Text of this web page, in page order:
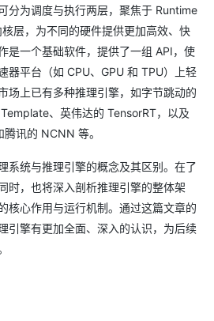
分为调度与执行两层，聚焦于 Runtime
层，为不同的硬件提供更加高效、快
是一个基础软件，提供了一组 API，使
器平台（如 CPU、GPU 和 TPU）上轻
场上已有多种推理引擎，如字节跳动的
、英伟达的 TensorRT，以及
讯的 NCNN 等。
系统与推理引擎的概念及其区别。在了
时，也将深入剖析推理引擎的整体架
核心作用与运行机制。通过这篇文章的
引擎有更加全面、深入的认识，为后续